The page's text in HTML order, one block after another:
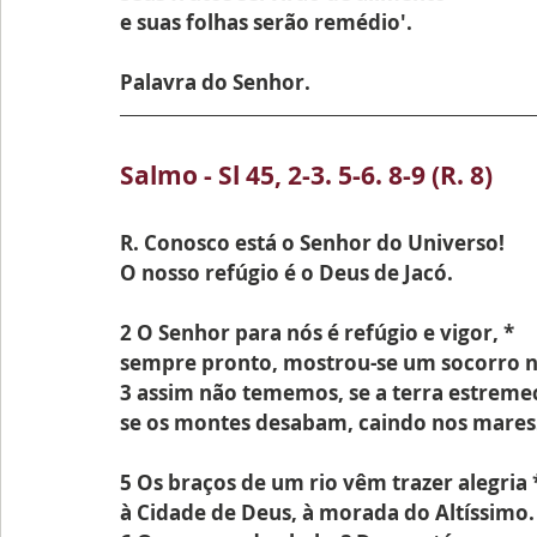
e suas folhas serão remédio'.
Palavra do Senhor.
Salmo - Sl 45, 2-3. 5-6. 8-9 (R. 8)
R. Conosco está o Senhor do Universo!
O nosso refúgio é o Deus de Jacó.
2 O Senhor para nós é refúgio e vigor, *
sempre pronto, mostrou-se um socorro
3 assim não tememos, se a terra
se os montes desabam, caindo nos
5 Os braços de um rio vêm trazer alegria
à Cidade de Deus, à morada do Altíssimo.